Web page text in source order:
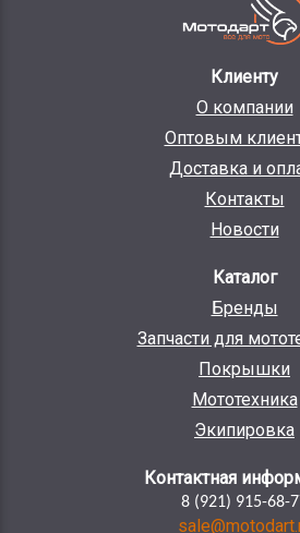
Клиенту
О компании
Оптовым
Доставка и
Контакты
Новости
Каталог
Бренды
Запчасти для
Покрышки
Мототехника
Экипировка
Контактная
8 (921) 915-68-